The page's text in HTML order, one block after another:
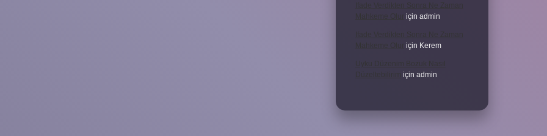
Ifade Verdikten Sonra Ne Zaman
Mahkeme Olur için admin
Ifade Verdikten Sonra Ne Zaman
Mahkeme Olur için Kerem
Uyku Düzenim Bozuk Nasıl
Düzeltebilirim
için admin